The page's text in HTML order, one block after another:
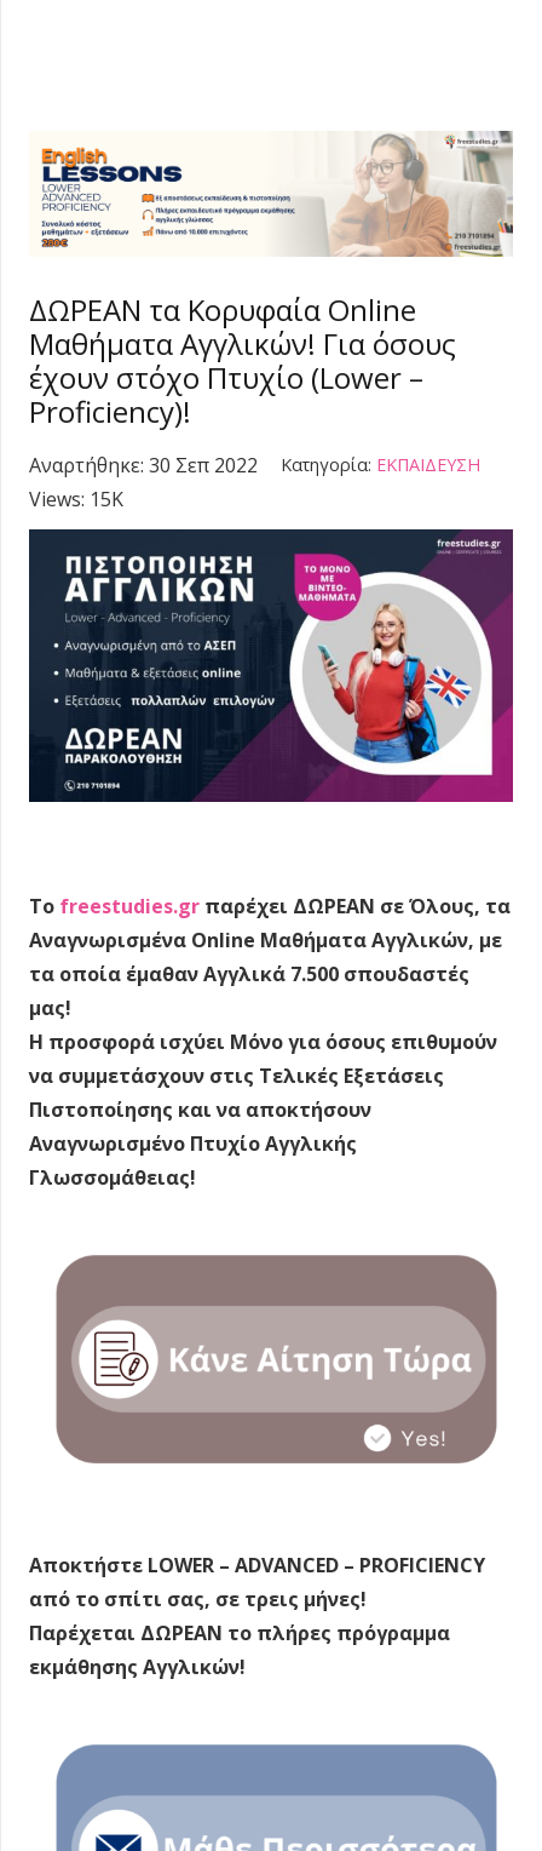
ΔΩΡΕΑΝ τα Κορυφαία Online
Μαθήματα Αγγλικών! Για όσους
έχουν στόχο Πτυχίο (Lower –
Proficiency)!
Αναρτήθηκε: 30 Σεπ 2022 Κατηγορία: ΕΚΠΑΙΔΕΥΣΗ
Views: 15K
Το freestudies.gr παρέχει ΔΩΡΕΑΝ σε Όλους, τα
Αναγνωρισμένα Online Μαθήματα Αγγλικών, με
τα οποία έμαθαν Αγγλικά 7.500 σπουδαστές
μας!
Η προσφορά ισχύει Μόνο για όσους επιθυμούν
να συμμετάσχουν στις Τελικές Εξετάσεις
Πιστοποίησης και να αποκτήσουν
Αναγνωρισμένο Πτυχίο Αγγλικής
Γλωσσομάθειας!
Αποκτήστε LOWER – ADVANCED – PROFICIENCY
από το σπίτι σας, σε τρεις μήνες!
Παρέχεται ΔΩΡΕΑΝ το πλήρες πρόγραμμα
εκμάθησης Αγγλικών!